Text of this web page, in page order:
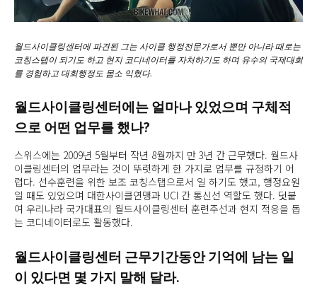
월드사이클링센터에 파견된 그는 사이클 행정전문가로서 뿐만 아니라 때로는
코칭스탭이 되기도 하고 현지 코디네이터를 자처하기도 하며 유수의 국제대회
를 경험하고 대회행정도 몸소 익혔다.
월드사이클링센터에는 얼마나 있었으며 구체적
으로 어떤 업무를 했나?
스위스에는 2009년 5월부터 작년 8월까지 만 3년 간 근무했다. 월드사
이클링센터의 업무라는 것이 뚜렷하게 한 가지로 업무를 규정하기 어
렵다. 선수훈련을 위한 보조 코칭스탭으로서 일 하기도 했고, 행정요원
일 때도 있었으며 대한사이클연맹과 UCI 간 통신선 역할도 했다. 덧붙
여 우리나라 국가대표의 월드사이클링센터 훈련주선과 현지 적응을 돕
는 코디네이터로도 활동했다.
월드사이클링센터 근무기간동안 기억에 남는 일
이 있다면 몇 가지 말해 달라.